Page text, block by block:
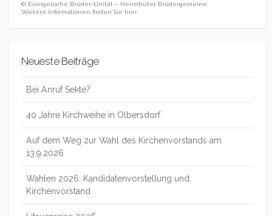
© Evangelische Brüder-Unität – Herrnhuter Brüdergemeine
Weitere Informationen finden Sie hier
Neueste Beiträge
Bei Anruf Sekte?
40 Jahre Kirchweihe in Olbersdorf
Auf dem Weg zur Wahl des Kirchenvorstands am
13.9.2026
Wahlen 2026: Kandidatenvorstellung und
Kirchenvorstand